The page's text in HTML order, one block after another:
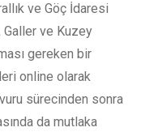
ve Göç İdaresi
ve Kuzey
gereken bir
online olarak
sürecinden sonra
da mutlaka